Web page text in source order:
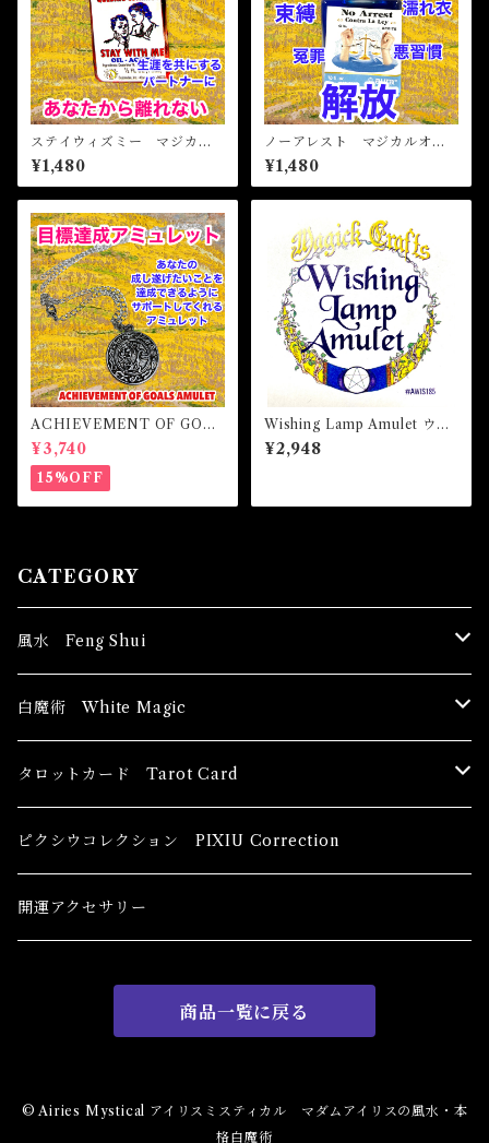
ステイウィズミー マジカル
オイル・魔女オイル STAY
WITH ME Magical Oil
¥1,480
ノーアレスト マジカルオイ
ル・魔女オイル No Arrest
Magical Oil
¥1,480
ACHIEVEMENT OF GOAL
S AMULET -あなたを目標達
成へと導くアミュレット-
¥3,740
15%OFF
Wishing Lamp Amulet ウィ
ッシングランプアミュレッ
ト 白魔術アミュレット
¥2,948
CATEGORY
風水 Feng Shui
ブッダ Buddha
恋愛運
健康運 Health
金運 Money
キーチェーン
金運 Money
干支風水置き物
白魔術 White Magic
香油 Oils
恋愛 Love
金運 Money
スピリチュアル Spiritual
キャンドル Candles
恋愛 Love
線香 Stick Incense
パウダー Magical Powder
仕事
バス＆フロアウォッシュ Bath&Floor Wash
タロットカード Tarot Card
初心者向け For The Beginners
中級者向け
ピクシウコレクション PIXIU Correction
開運アクセサリー
商品一覧に戻る
© Airies Mystical アイリスミスティカル マダムアイリスの風水・本
格白魔術